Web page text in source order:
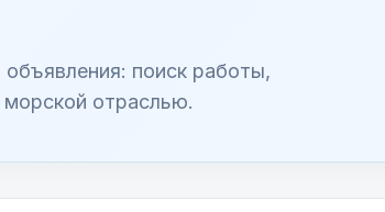
поиск работы,
морской отраслью.